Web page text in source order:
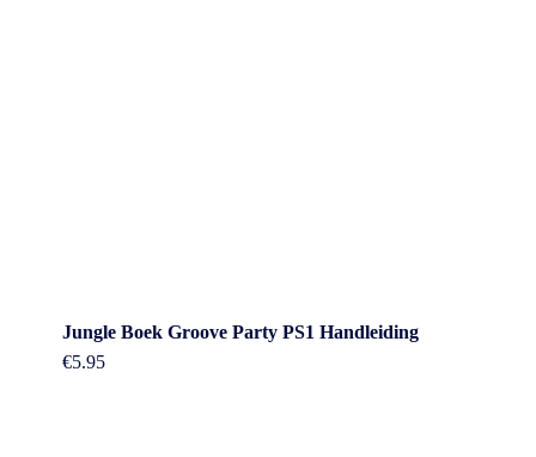
Jungle Boek Groove Party PS1 Handleiding
€5.95